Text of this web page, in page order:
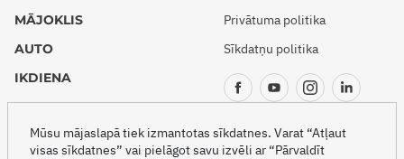
MĀJOKLIS
AUTO
IKDIENA
CEĻOJUMI
Privātuma politika
Sīkdatņu politika
Mūsu mājaslapā tiek izmantotas sīkdatnes. Varat “Atļaut
visas sīkdatnes” vai pielāgot savu izvēli ar “Pārvaldīt